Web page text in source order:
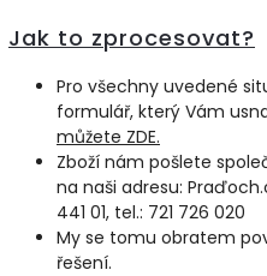
Jak to zprocesovat?
Pro všechny uvedené
formulář, který Vám
můžete ZDE.
Zboží nám pošlete
na naši adresu:
441 01, tel.: 721 726 020
My se tomu obratem
řešení.